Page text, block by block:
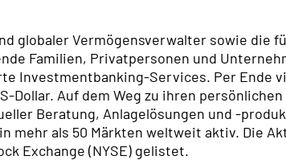
globaler Vermögensverwalter sowie die
Familien, Privatpersonen und
Investmentbanking-Services. Per Ende
Dollar. Auf dem Weg zu ihren
Beratung, Anlagelösungen und -
mehr als 50 Märkten weltweit aktiv. Die
Exchange (NYSE) gelistet.